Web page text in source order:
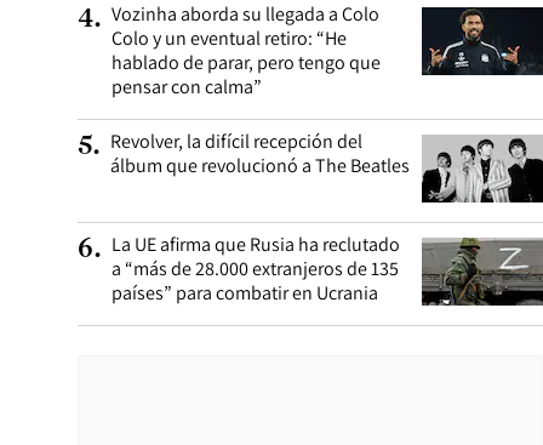
4. Vozinha aborda su llegada a Colo
Colo y un eventual retiro: “He
hablado de parar, pero tengo que
pensar con calma”
5. Revolver, la difícil recepción del
álbum que revolucionó a The Beatles
6. La UE afirma que Rusia ha reclutado
a “más de 28.000 extranjeros de 135
países” para combatir en Ucrania